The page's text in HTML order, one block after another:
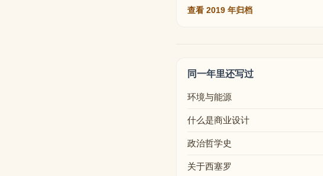
查看 2019 年归档
同一年里还写过
环境与能源
什么是商业设计
政治哲学史
关于西塞罗